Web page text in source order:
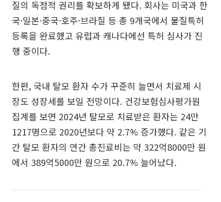
질의 독점적 권리를 확보하게 됐다. 회사는 미국과 한
국·일본·중국·호주·브라질 등 총 9개국에서 물질특허
등록을 완료했고 유럽과 캐나다에선 특허 심사가 진
행 중이다.
한편, 국내 탈모 환자 수가 꾸준히 늘면서 치료제 시
장도 성장세를 보일 전망이다. 건강보험심사평가원
집계를 보면 2024년 탈모로 치료받은 환자는 24만
1217명으로 2020년보다 약 2.7% 증가했다. 같은 기
간 탈모 환자의 연간 총진료비는 약 322억8000만 원
에서 389억5000만 원으로 20.7% 늘어났다.